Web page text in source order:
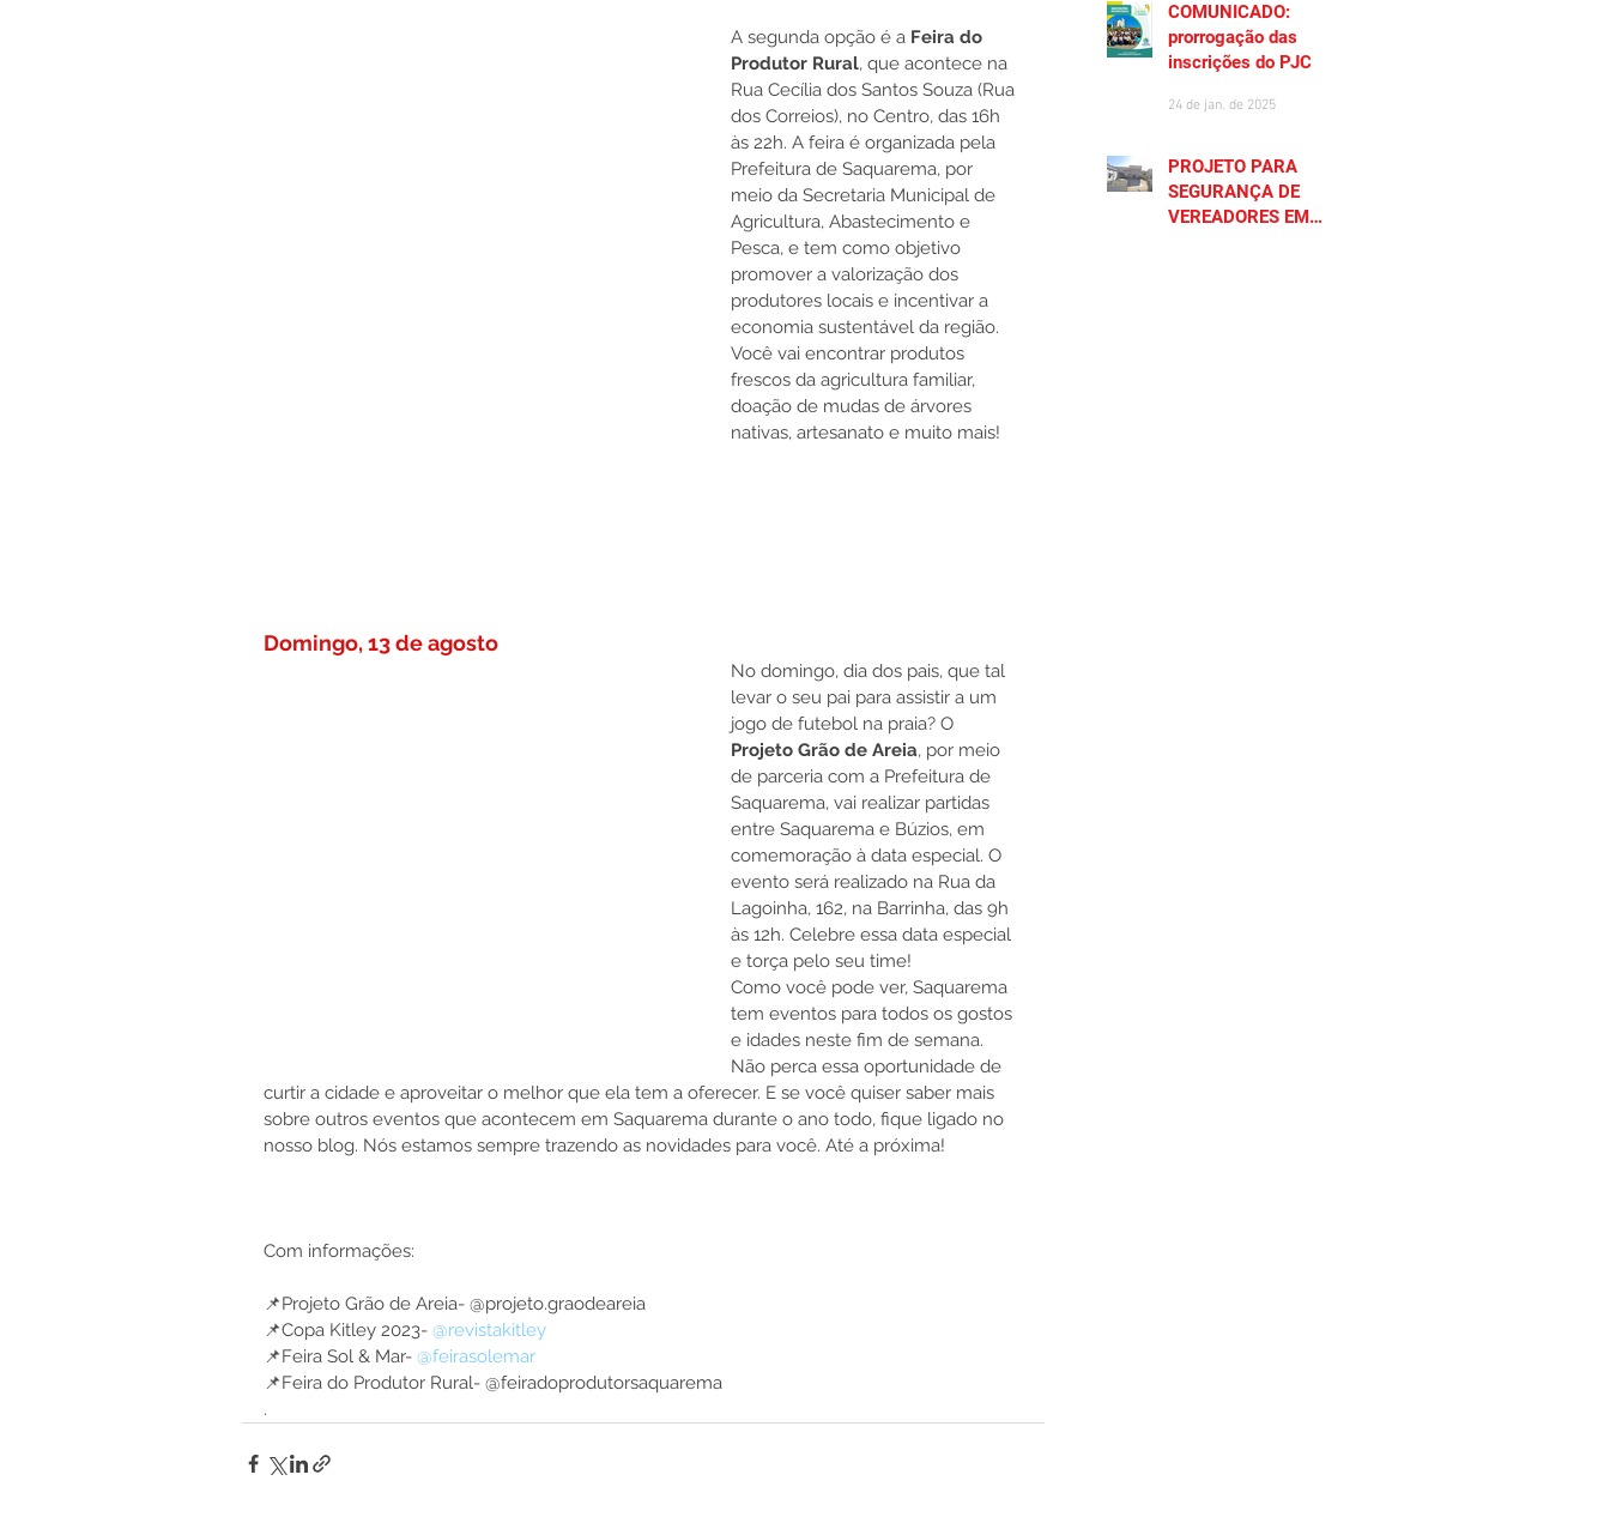
A segunda opção é a Feira do
Produtor Rural, que acontece na
Rua Cecília dos Santos Souza (Rua
dos Correios), no Centro, das 16h
às 22h. A feira é organizada pela
Prefeitura de Saquarema, por
meio da Secretaria Municipal de
Agricultura, Abastecimento e
Pesca, e tem como objetivo
promover a valorização dos
produtores locais e incentivar a
economia sustentável da região.
Você vai encontrar produtos
frescos da agricultura familiar,
doação de mudas de árvores
nativas, artesanato e muito mais!
Domingo, 13 de agosto
No domingo, dia dos pais, que tal
levar o seu pai para assistir a um
jogo de futebol na praia? O
Projeto Grão de Areia, por meio
de parceria com a Prefeitura de
Saquarema, vai realizar partidas
entre Saquarema e Búzios, em
comemoração à data especial. O
evento será realizado na Rua da
Lagoinha, 162, na Barrinha, das 9h
às 12h. Celebre essa data especial
e torça pelo seu time!
Como você pode ver, Saquarema
tem eventos para todos os gostos
e idades neste fim de semana.
Não perca essa oportunidade de
curtir a cidade e aproveitar o melhor que ela tem a oferecer. E se você quiser saber mais
sobre outros eventos que acontecem em Saquarema durante o ano todo, fique ligado no
nosso blog. Nós estamos sempre trazendo as novidades para você. Até a próxima!
Com informações:
📌Projeto Grão de Areia- @projeto.graodeareia
📌Copa Kitley 2023- @revistakitley
📌Feira Sol & Mar- @feirasolemar
📌Feira do Produtor Rural- @feiradoprodutorsaquarema
.
COMUNICADO:
prorrogação das
inscrições do PJC
24 de jan. de 2025
PROJETO PARA
SEGURANÇA DE
VEREADORES EM